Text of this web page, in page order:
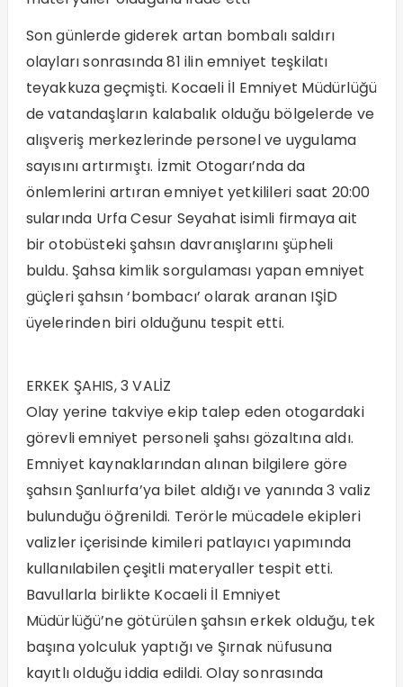
Son günlerde giderek artan bombalı saldırı
olayları sonrasında 81 ilin emniyet teşkilatı
teyakkuza geçmişti. Kocaeli İl Emniyet Müdürlüğü
de vatandaşların kalabalık olduğu bölgelerde ve
alışveriş merkezlerinde personel ve uygulama
sayısını artırmıştı. İzmit Otogarı’nda da
önlemlerini artıran emniyet yetkilileri saat 20:00
sularında Urfa Cesur Seyahat isimli firmaya ait
bir otobüsteki şahsın davranışlarını şüpheli
buldu. Şahsa kimlik sorgulaması yapan emniyet
güçleri şahsın ‘bombacı’ olarak aranan IŞİD
üyelerinden biri olduğunu tespit etti.
ERKEK ŞAHIS, 3 VALİZ
Olay yerine takviye ekip talep eden otogardaki
görevli emniyet personeli şahsı gözaltına aldı.
Emniyet kaynaklarından alınan bilgilere göre
şahsın Şanlıurfa’ya bilet aldığı ve yanında 3 valiz
bulunduğu öğrenildi. Terörle mücadele ekipleri
valizler içerisinde kimileri patlayıcı yapımında
kullanılabilen çeşitli materyaller tespit etti.
Bavullarla birlikte Kocaeli İl Emniyet
Müdürlüğü’ne götürülen şahsın erkek olduğu, tek
başına yolculuk yaptığı ve Şırnak nüfusuna
kayıtlı olduğu iddia edildi. Olay sonrasında